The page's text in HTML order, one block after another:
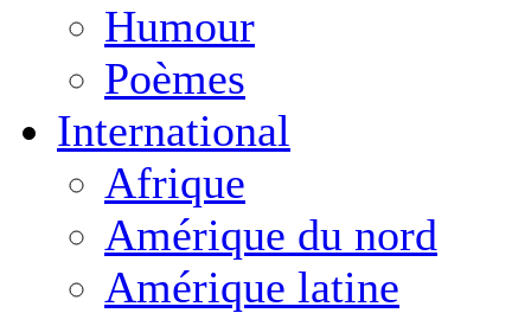
Humour
Poèmes
International
Afrique
Amérique du nord
Amérique latine